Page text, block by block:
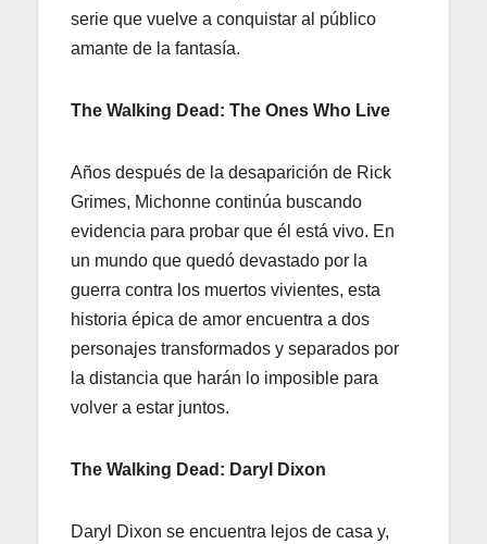
serie que vuelve a conquistar al público
amante de la fantasía.
The Walking Dead: The Ones Who Live
Años después de la desaparición de Rick
Grimes, Michonne continúa buscando
evidencia para probar que él está vivo. En
un mundo que quedó devastado por la
guerra contra los muertos vivientes, esta
historia épica de amor encuentra a dos
personajes transformados y separados por
la distancia que harán lo imposible para
volver a estar juntos.
The Walking Dead: Daryl Dixon
Daryl Dixon se encuentra lejos de casa y,